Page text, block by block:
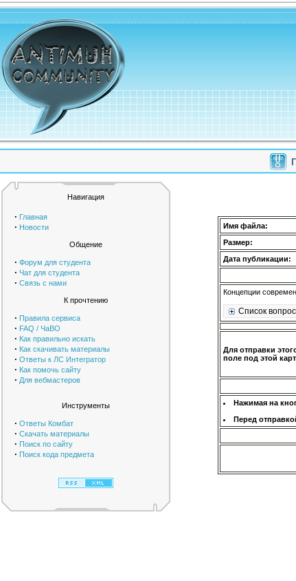
Навигация
· Главная
· Новости
Общение
· Форум для студента
· Чат для студента
· Связь с нами
К прочтению
· Правила сервиса
· FAQ / ЧаВО
· Как правильно искать
· Как скачивать материалы
· Ответы к ЛС Интегратор
· Как помочь сайту
· Для вебмастеров
Инструменты
· Ответы Комбат
· Скачать материалы
· Поиск по сайту
· Поиск кода предмета
Имя файла:
Размер:
Дата публикации:
Концепции
Список
Для отправки
поле под этой
Нажимая на
Перед